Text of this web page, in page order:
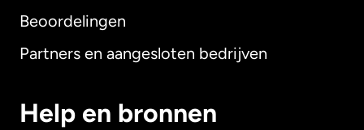
Beoordelingen
Partners en aangesloten bedrijven
Help en bronnen